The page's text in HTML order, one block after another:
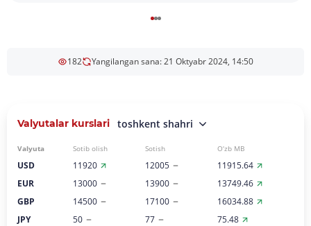
182 Yangilangan sana: 21 Oktyabr 2024, 14:50
Valyutalar kurslari toshkent shahri
Valyuta Sotib olish Sotish O‘zb MB
USD 11920 12005
11915.64
EUR
13000 13900
13749.46
GBP
14500 17100
16034.88
JPY
50 77
75.48